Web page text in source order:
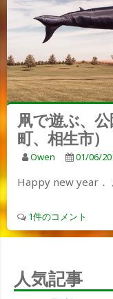
凧で遊ぶ、
町、相生市）
Owen 01/06/
Happy new year．
1件のコメント
人気記事